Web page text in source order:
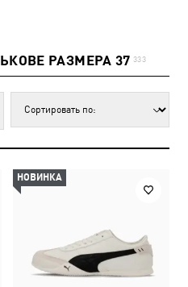
РАЗМЕРА 37 333
НОВИНКА